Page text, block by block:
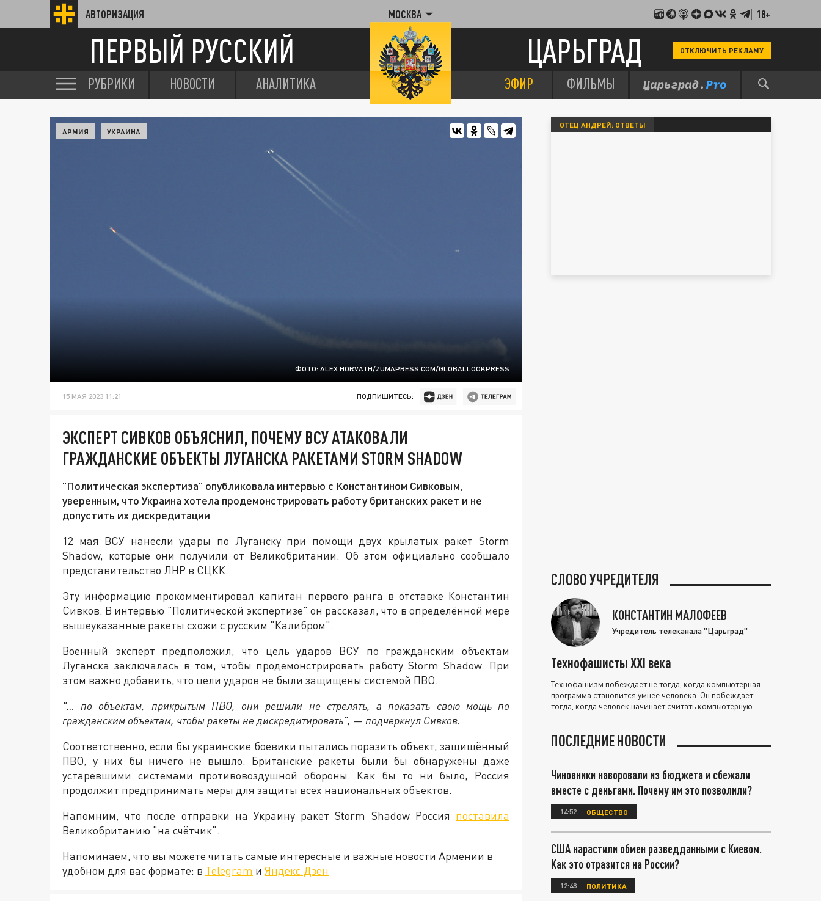
АВТОРИЗАЦИЯ МОСКВА 18+
ПЕРВЫЙ РУССКИЙ ЦАРЬГРАД ОТКЛЮЧИТЬ РЕКЛАМУ
РУБРИКИ НОВОСТИ АНАЛИТИКА ЭФИР ФИЛЬМЫ
ФОТО: ALEX HORVATH/ZUMAPRESS.COM/GLOBALLOOKPRESS
АРМИЯ УКРАИНА
15 МАЯ 2023 11:21 ПОДПИШИТЕСЬ:
ЭКСПЕРТ СИВКОВ ОБЪЯСНИЛ, ПОЧЕМУ ВСУ АТАКОВАЛИ
ГРАЖДАНСКИЕ ОБЪЕКТЫ ЛУГАНСКА РАКЕТАМИ STORM SHADOW
"Политическая экспертиза" опубликовала интервью с Константином Сивковым,
уверенным, что Украина хотела продемонстрировать работу британских ракет и не
допустить их дискредитации
12 мая ВСУ нанесли удары по Луганску при помощи двух крылатых ракет Storm
Shadow, которые они получили от Великобритании. Об этом официально сообщало
представительство ЛНР в СЦКК.
Эту информацию прокомментировал капитан первого ранга в отставке Константин
Сивков. В интервью "Политической экспертизе" он рассказал, что в определённой мере
вышеуказанные ракеты схожи с русским "Калибром".
Военный эксперт предположил, что цель ударов ВСУ по гражданским объектам
Луганска заключалась в том, чтобы продемонстрировать работу Storm Shadow. При
этом важно добавить, что цели ударов не были защищены системой ПВО.
"… по объектам, прикрытым ПВО, они решили не стрелять, а показать свою мощь по
гражданским объектам, чтобы ракеты не дискредитировать", — подчеркнул Сивков.
Соответственно, если бы украинские боевики пытались поразить объект, защищённый
ПВО, у них бы ничего не вышло. Британские ракеты были бы обнаружены даже
устаревшими системами противовоздушной обороны. Как бы то ни было, Россия
продолжит предпринимать меры для защиты всех национальных объектов.
Напомним, что после отправки на Украину ракет Storm Shadow Россия поставила
Великобританию "на счётчик".
Напоминаем, что вы можете читать самые интересные и важные новости Армении в
удобном для вас формате: в Telegram и Яндекс.Дзен
ОТЕЦ АНДРЕЙ: ОТВЕТЫ
СЛОВО УЧРЕДИТЕЛЯ
КОНСТАНТИН МАЛОФЕЕВ
Учредитель телеканала "Царьград"
Технофашисты XXI века
Технофашизм побеждает не тогда, когда компьютерная
программа становится умнее человека. Он побеждает
тогда, когда человек начинает считать компьютерную
ПОСЛЕДНИЕ НОВОСТИ
Чиновники наворовали из бюджета и сбежали
вместе с деньгами. Почему им это позволили?
14:52 ОБЩЕСТВО
США нарастили обмен разведданными с Киевом.
Как это отразится на России?
12:48 ПОЛИТИКА